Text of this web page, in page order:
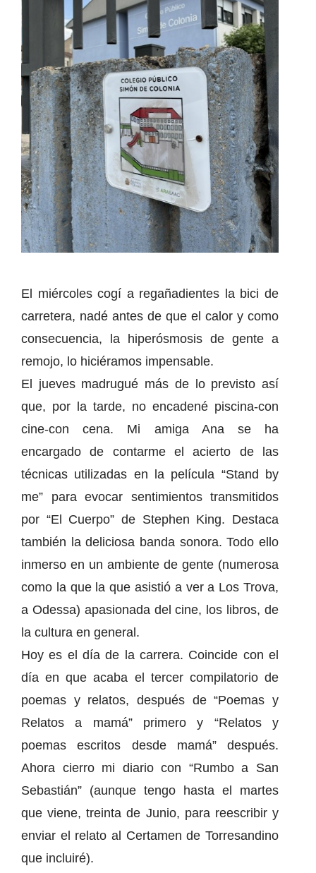
El miércoles cogí a regañadientes la bici de
carretera, nadé antes de que el calor y como
consecuencia, la hiperósmosis de gente a
remojo, lo hiciéramos impensable.
El jueves madrugué más de lo previsto así
que, por la tarde, no encadené piscina-con
cine-con cena. Mi amiga Ana se ha
encargado de contarme el acierto de las
técnicas utilizadas en la película “Stand by
me” para evocar sentimientos transmitidos
por “El Cuerpo” de Stephen King. Destaca
también la deliciosa banda sonora. Todo ello
inmerso en un ambiente de gente (numerosa
como la que la que asistió a ver a Los Trova,
a Odessa) apasionada del cine, los libros, de
la cultura en general.
Hoy es el día de la carrera. Coincide con el
día en que acaba el tercer compilatorio de
poemas y relatos, después de “Poemas y
Relatos a mamá” primero y “Relatos y
poemas escritos desde mamá” después.
Ahora cierro mi diario con “Rumbo a San
Sebastián” (aunque tengo hasta el martes
que viene, treinta de Junio, para reescribir y
enviar el relato al Certamen de Torresandino
que incluiré).